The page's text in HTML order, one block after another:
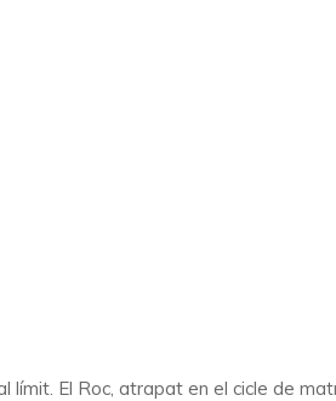
El Roc, atrapat en el cicle de